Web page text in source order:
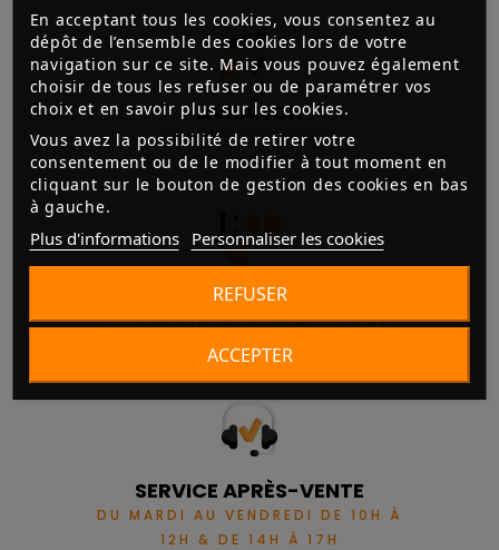
En acceptant tous les cookies, vous consentez au
dépôt de l’ensemble des cookies lors de votre
navigation sur ce site. Mais vous pouvez également
choisir de tous les refuser ou de paramétrer vos
choix et en savoir plus sur les cookies.
Vous avez la possibilité de retirer votre
consentement ou de le modifier à tout moment en
cliquant sur le bouton de gestion des cookies en bas
à gauche.
Plus d'informations Personnaliser les cookies
REFUSER
ACCEPTER
LIVRAISON
FRANCE ET EUROPE
3X SANS FRAIS
ACCESSIBLE À PARTIR DE 300€
SERVICE APRÈS-VENTE
DU MARDI AU VENDREDI DE 10H À
12H & DE 14H À 17H